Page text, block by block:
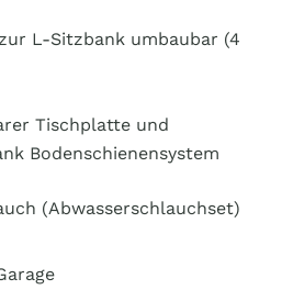
L-Sitzbank umbaubar (4
Tischplatte und
Bodenschienensystem
(Abwasserschlauchset)